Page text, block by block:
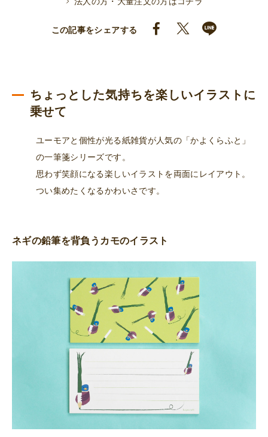
筆）
この記事をシェアする
ちょっとした気持ちを楽しいイラストに
乗せて
ユーモアと個性が光る紙雑貨が人気の「かよくらふと」
の一筆箋シリーズです。
思わず笑顔になる楽しいイラストを両面にレイアウト。
つい集めたくなるかわいさです。
ネギの鉛筆を背負うカモのイラスト